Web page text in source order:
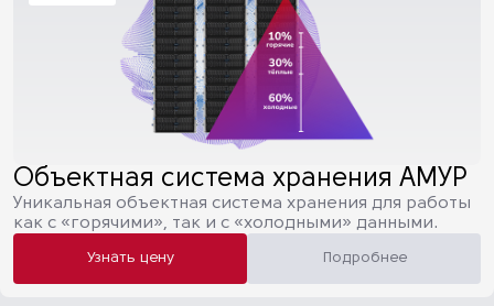
Объектная система хранения АМУР
Уникальная объектная система хранения для работы
как с «горячими», так и с «холодными» данными.
Узнать цену Подробнее